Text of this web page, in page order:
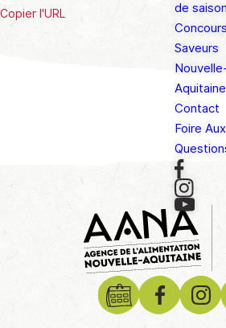
de
Concours
Saveurs
Aquitaine
Contact
Foire Aux
Copier l'URL